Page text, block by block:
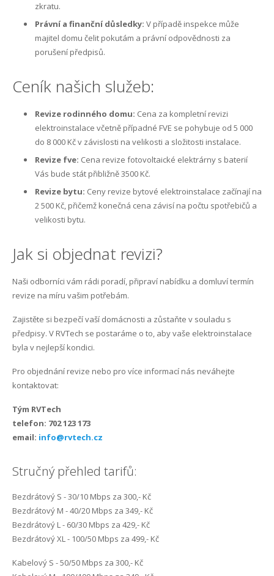
zkratu.
Právní a finanční důsledky: V případě inspekce může
majitel domu čelit pokutám a právní odpovědnosti za
porušení předpisů.
Ceník našich služeb:
Revize rodinného domu: Cena za kompletní revizi
elektroinstalace včetně případné FVE se pohybuje od 5 000
do 8 000 Kč v závislosti na velikosti a složitosti instalace.
Revize fve: Cena revize fotovoltaické elektrárny s baterií
Vás bude stát přibližně 3500 Kč.
Revize bytu: Ceny revize bytové elektroinstalace začínají na
2 500 Kč, přičemž konečná cena závisí na počtu spotřebičů a
velikosti bytu.
Jak si objednat revizi?
Naši odborníci vám rádi poradí, připraví nabídku a domluví termín
revize na míru vašim potřebám.
Zajistěte si bezpečí vaší domácnosti a zůstaňte v souladu s
předpisy. V RVTech se postaráme o to, aby vaše elektroinstalace
byla v nejlepší kondici.
Pro objednání revize nebo pro více informací nás neváhejte
kontaktovat:
Tým RVTech
telefon: 702 123 173
email: info@rvtech.cz
Stručný přehled tarifů:
Bezdrátový S - 30/10 Mbps za 300,- Kč
Bezdrátový M - 40/20 Mbps za 349,- Kč
Bezdrátový L - 60/30 Mbps za 429,- Kč
Bezdrátový XL - 100/50 Mbps za 499,- Kč
Kabelový S - 50/50 Mbps za 300,- Kč